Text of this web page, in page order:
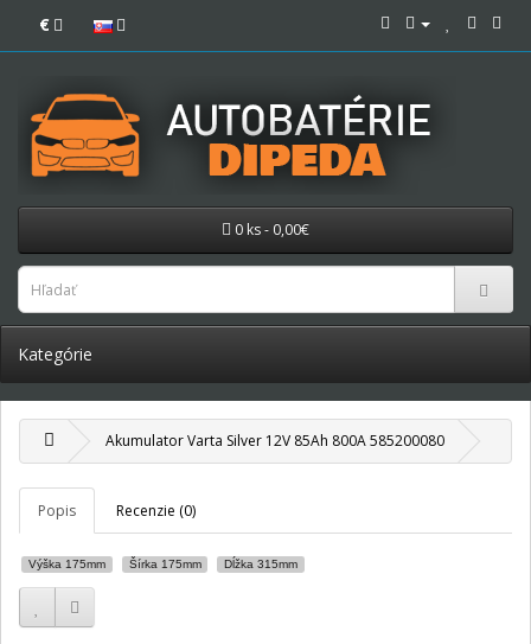
€
0 ks - 0,00€
Kategórie
Akumulator Varta Silver 12V 85Ah 800A 585200080
Popis Recenzie (0)
Výška 175mm Šírka 175mm Dĺžka 315mm